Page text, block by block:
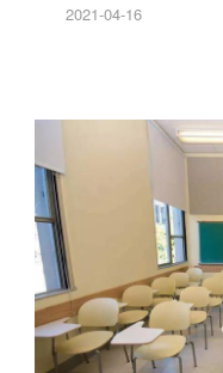
2021-04-16